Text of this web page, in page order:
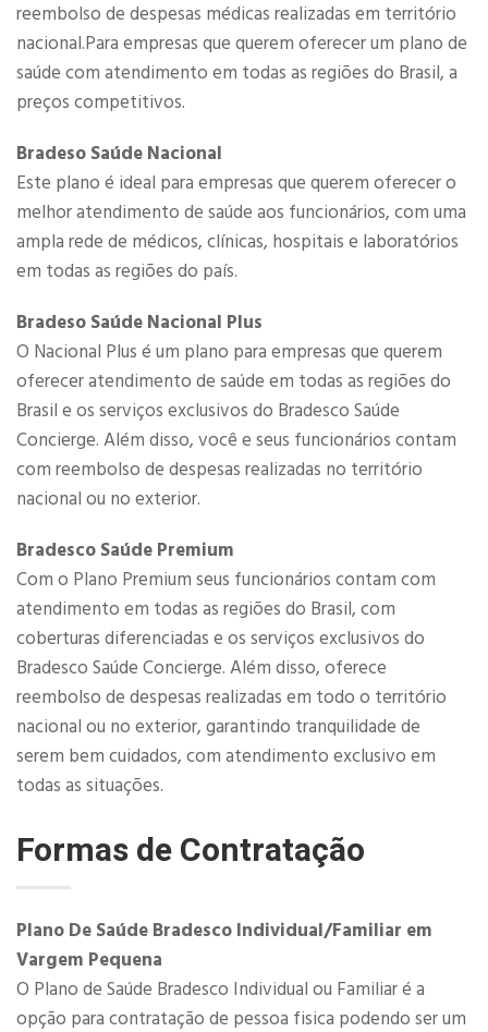
reembolso de despesas médicas realizadas em território
nacional.Para empresas que querem oferecer um plano de
saúde com atendimento em todas as regiões do Brasil, a
preços competitivos.​
Bradeso Saúde Nacional
Este plano é ideal para empresas que querem oferecer o
melhor atendimento de saúde aos funcionários, com uma
ampla rede de médicos, clínicas, hospitais e laboratórios
em todas as regiões do país.
Bradeso Saúde Nacional Plus
O Nacional Plus é um plano para empresas que querem
oferecer atendimento de saúde em todas as regiões do
Brasil e os serviços exclusivos do Bradesco Saúde
Concierge. Além disso, você e seus funcionários contam
com reembolso de despesas realizadas no território
nacional ou no exterior.
​​Bradesco Saúde Premium
Com o Plano Premium seus funcionários contam com
atendimento em todas as regiões do Brasil, com
coberturas diferenciadas e os serviços exclusivos do
Bradesco Saúde Concierge. Além disso, oferece
reembolso de despesas realizadas em todo o território
nacional ou no exterior, garantindo tranquilidade de
serem bem cuidados, com atendimento exclusivo em
todas as situações.
Formas de Contratação
Plano De Saúde Bradesco Individual/Familiar em
Vargem Pequena
O Plano de Saúde Bradesco Individual ou Familiar é a
opção para contratação de pessoa fisica podendo ser um